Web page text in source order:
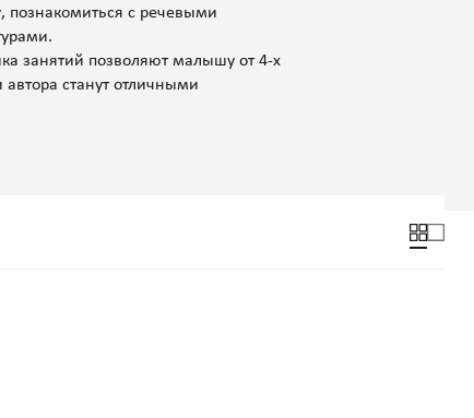
познакомиться с речевыми
занятий позволяют малышу от 4-х
станут отличными